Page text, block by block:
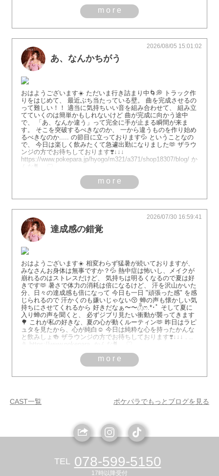
more
あ、なんかちがう
2026/08/05 15:01:02
おはようございます☀️ ただいま行き詰まり中🌀💭 トラック作
りをはじめて、 最近ぶち当たっている壁。 曲を完成させるの
って難しい！！ 適当に気持ちいい音を組み合わせて、 組み立
てていくのは簡単かもしれないけど 曲が完成に向かう途中
で、 「あ、なんか違う」って完全に手が止まる瞬間が来ま
す。 そこを突破するべきなのか、 一から違うものを作り始め
るべきなのか..... の節目に立っております💦 ということなの
で、 今日は楽しく飲みたくて急遽出勤になりました🫶 ザラウ
ンジの方でお待ちしております❣️↓↓↓
https://www.pokepara.jp/hyogo/m321/a371/shop18307/blog/ か
んな🐈⸒⸒⸒⸒♡
more
達成感の錯覚
2026/07/30 16:59:41
おはようございます☀️ 相変わらず猛暑が続いておりますが、
みなさんお身体は無事ですか？💦 熱中症は怖いし、メイクが
崩れるのはストレスだけど、 気持ちは明るくなるので夏は好
きです🫶 暑さで体力の消耗は倍になるけど、 汗を沢山かいた
分、日々の達成感も倍になって 今日も一日 "頑張った感" を感
じられるので 汗かくのも嫌いじゃない😚 蝉の声も懐かしい気
持ちにさせてくれるから 好きだなぁ〜〜𓆦‪ෆ‪.*･ﾟ そして夏に
入り蝉の声を聞くと、 必ずジブリ見たい衝動が襲ってきます
🌳 これが私の好きな、夏の心が動くルーティン🫶 昨日はラピ
ュタを見たから、心が純白☺️ 今日は純粋な心を持ったかんな
と飲みしょ🍻 ザラウンジの方でお待ちしております❣️↓↓↓ . ..
き https://www.pokepara. かんな🐈⸒⸒⸒⸒♡
more
ポケパラでもっとブログを見る
CAST一覧
TEL 078-599-5150
17時以降受付